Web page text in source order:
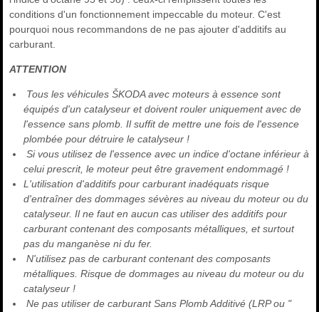
conditions d'un fonctionnement impeccable du moteur. C'est
pourquoi nous recommandons de ne pas ajouter d'additifs au
carburant.
ATTENTION
Tous les véhicules ŠKODA avec moteurs à essence sont
équipés d'un catalyseur et doivent rouler uniquement avec de
l'essence sans plomb. Il suffit de mettre une fois de l'essence
plombée pour détruire le catalyseur !
Si vous utilisez de l'essence avec un indice d'octane inférieur à
celui prescrit, le moteur peut être gravement endommagé !
L'utilisation d'additifs pour carburant inadéquats risque
d'entraîner des dommages sévères au niveau du moteur ou du
catalyseur. Il ne faut en aucun cas utiliser des additifs pour
carburant contenant des composants métalliques, et surtout
pas du manganèse ni du fer.
N'utilisez pas de carburant contenant des composants
métalliques. Risque de dommages au niveau du moteur ou du
catalyseur !
Ne pas utiliser de carburant Sans Plomb Additivé (LRP ou "